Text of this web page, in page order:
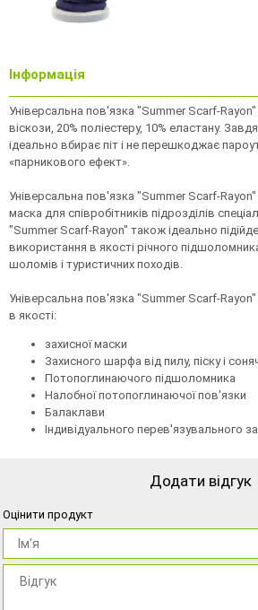
Інформація
Універсальна пов'язка "Summer Scarf-
віскози, 20% поліестеру, 10% еластану.
ідеально вбирає піт і не перешкоджає
«парникового ефект».
Універсальна пов'язка "Summer Scarf-Rayon"
маска для співробітників підрозділів
"Summer Scarf-Rayon" також ідеально
використання в якості річного
шоломів і туристичних походів.
Універсальна пов'язка "Summer Scarf-
в якості:
захисної маски
Захисного шарфа від пилу, піску і
Потопоглинаючого підшоломника
Налобної потопоглинаючої пов'язки
Балаклави
Індивідуального перев'язувального
Додати відгук
Оцінити продукт